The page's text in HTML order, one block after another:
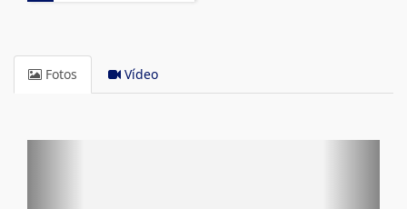
Fotos Vídeo